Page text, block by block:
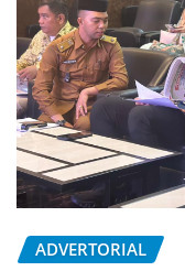
ADVERTORIAL